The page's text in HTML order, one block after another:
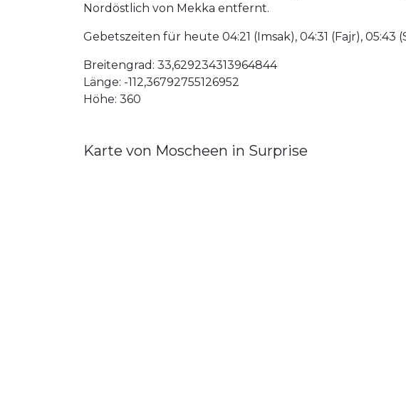
Nordöstlich von Mekka entfernt.
Gebetszeiten für heute 04:21 (Imsak), 04:31 (Fajr), 05:43
Breitengrad: 33,629234313964844
Länge: -112,36792755126952
Höhe: 360
Karte von Moscheen in Surprise